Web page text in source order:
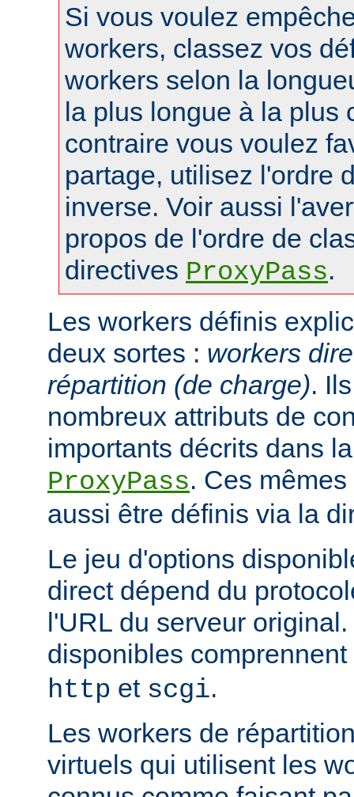
Si vous voulez
workers, classez vos
workers selon la
la plus longue à la plus
contraire vous voulez
partage, utilisez l'ordre
inverse. Voir aussi
propos de l'ordre de
directives ProxyPass.
Les workers définis
deux sortes : workers
répartition (de charge).
nombreux attributs de
importants décrits dans
ProxyPass. Ces
aussi être définis via la
Le jeu d'options
direct dépend du
l'URL du serveur
disponibles comprennent
http et scgi.
Les workers de
virtuels qui utilisent les